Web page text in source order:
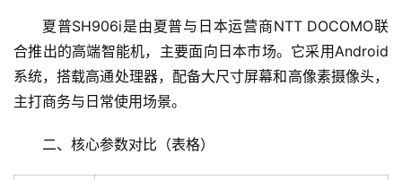
夏普SH906i是由夏普与日本运营商NTT DOCOMO联
合推出的高端智能机，主要面向日本市场。它采用Android
系统，搭载高通处理器，配备大尺寸屏幕和高像素摄像头，
主打商务与日常使用场景。
二、核心参数对比（表格）